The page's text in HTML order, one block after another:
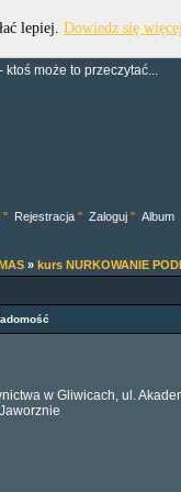
Group
może to przeczytać...
" Rejestracja " Zaloguj " Album
» kurs NURKOWANIE
w Gliwicach, ul.
lepiej. Dowiedz się więcej